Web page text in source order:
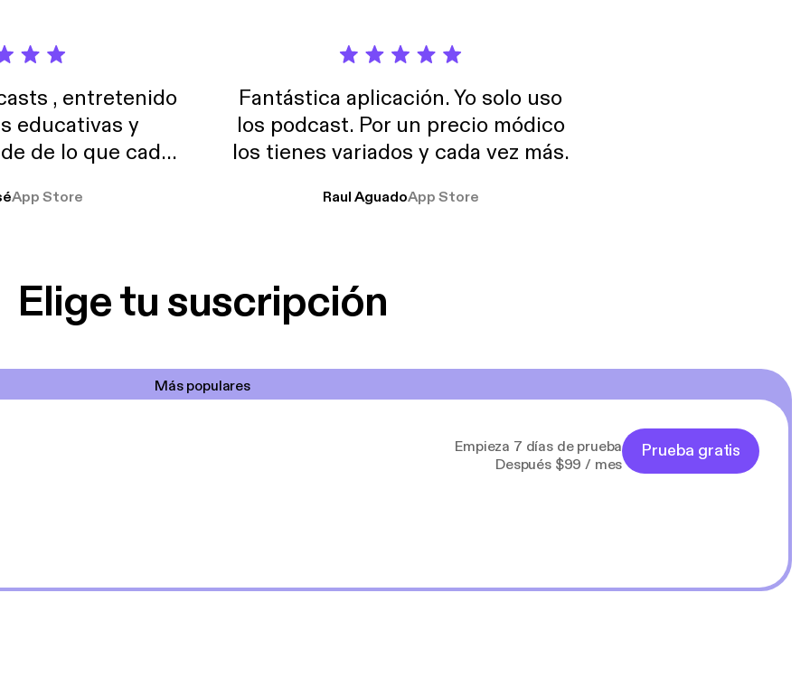
, entretenido
educativas y
de lo que cada
muchas horas
App Store
Fantástica aplicación. Yo solo uso
los podcast. Por un precio módico
los tienes variados y cada vez más.
Raul AguadoApp Store
Elige tu suscripción
Más populares
Empieza 7 días de prueba
Después $99 / mes
Prueba gratis